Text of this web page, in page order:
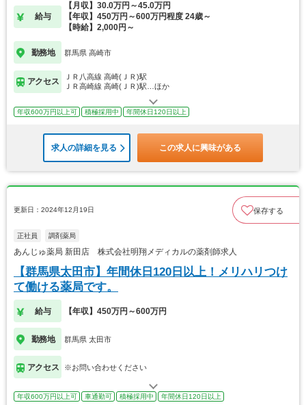
給与
【月収】30.0万円～45.0万円
【年収】450万円～600万円程度 24歳～
【時給】2,000円～
勤務地 群馬県 高崎市
アクセス
ＪＲ八高線 高崎(ＪＲ)駅
ＪＲ高崎線 高崎(ＪＲ)駅…ほか
年収600万円以上可 積極採用中 年間休日120日以上
求人の詳細を見る この求人に興味がある
更新日：2024年12月19日 保存する
正社員 調剤薬局
あんじゅ薬局 新田店 株式会社明翔メディカルの薬剤師求人
【群馬県太田市】年間休日120日以上！メリハリつけ
て働ける薬局です。
給与 【年収】450万円～600万円
勤務地 群馬県 太田市
アクセス ※お問い合わせください
年収600万円以上可 車通勤可 積極採用中 年間休日120日以上